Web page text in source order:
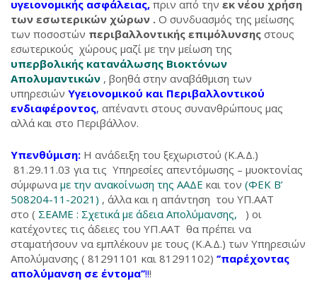
υγειονομικής ασφάλειας, πριν από την εκ νέου χρήση
των εσωτερικών χώρων . Ο συνδυασμός της μείωσης
των ποσοστών περιβαλλοντικής επιμόλυνσης στους
εσωτερικούς χώρους μαζί με την μείωση της
υπερβολικής κατανάλωσης Βιοκτόνων
Απολυμαντικών , βοηθά στην αναβάθμιση των
υπηρεσιών Υγειονομικού και Περιβαλλοντικού
ενδιαφέροντος, απέναντι στους συνανθρώπους μας
αλλά και στο Περιβάλλον.
Υπενθύμιση: Η ανάδειξη του ξεχωριστού (Κ.Α.Δ.)
81.29.11.03 για τις Υπηρεσίες απεντόμωσης – μυοκτονίας
σύμφωνα με την ανακοίνωση της ΑΑΔΕ και τον (ΦΕΚ Β’
508204-11-2021) , άλλα και η απάντηση του ΥΠ.ΑΑΤ
στο ( ΣΕΑΜΕ : Σχετικά με άδεια Απολύμανσης,
) οι
κατέχοντες τις άδειες του ΥΠ.ΑΑΤ θα πρέπει να
σταματήσουν να εμπλέκουν με τους (Κ.Α.Δ.) των Υπηρεσιών
Απολύμανσης ( 81291101 και 81291102) ‘’παρέχοντας
απολύμανση σε έντομα’’!!!